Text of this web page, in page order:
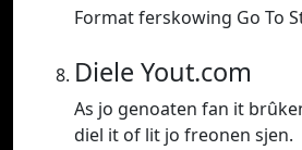
Format ferskowing Go To
Diele Yout.com
As jo genoaten fan it
diel it of lit jo freonen sjen.